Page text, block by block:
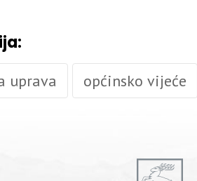
uprava općinsko vijeće